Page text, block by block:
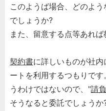
このようば場合、どのよ
でしょうか?
また、留意する点等あれ
契約書に詳しいものが社
ートを利用するつもりで
うわけではないので、"請負
そうなると委託でしょうか